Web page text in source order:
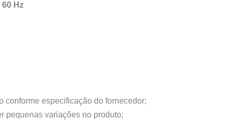
60 Hz
conforme especificação do fornecedor;
pequenas variações no produto;